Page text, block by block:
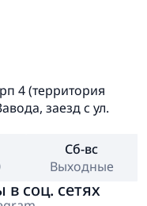
4 (территория
заезд с ул.
Сб-вс
Выходные
соц. сетях